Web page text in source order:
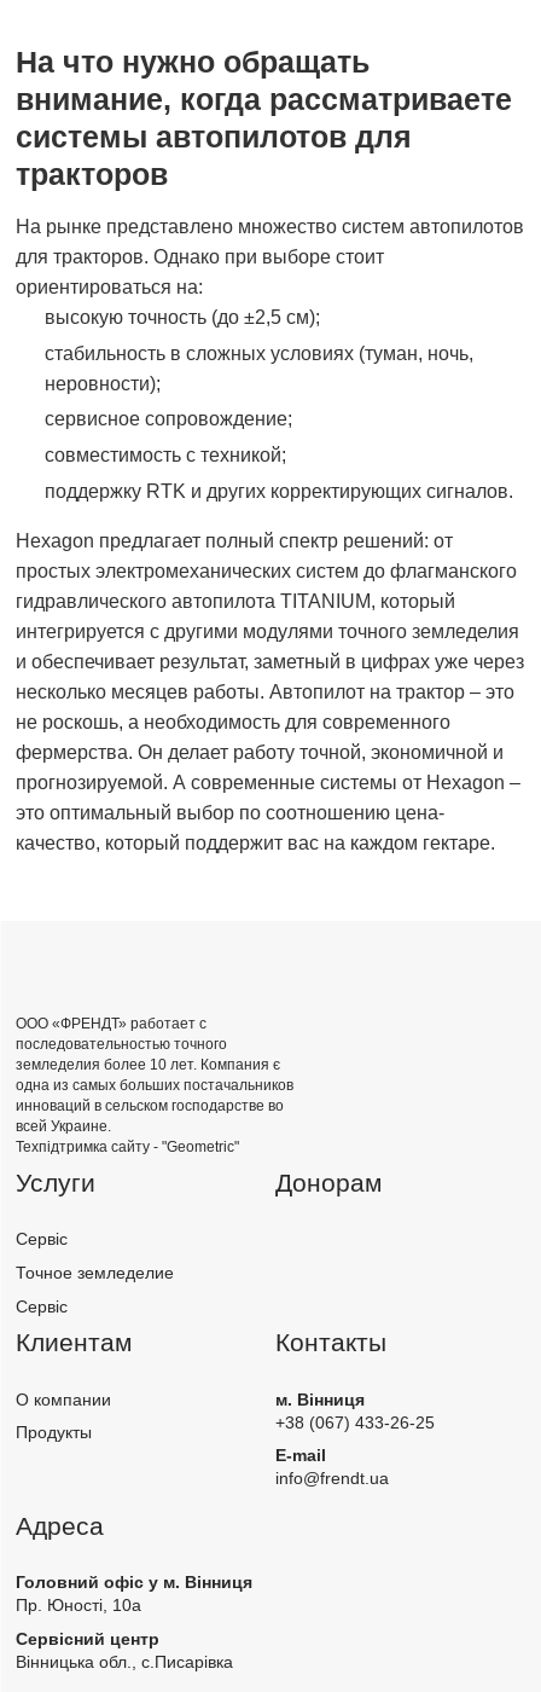
На что нужно обращать
внимание, когда рассматриваете
системы автопилотов для
тракторов
На рынке представлено множество систем автопилотов
для тракторов. Однако при выборе стоит
ориентироваться на:
высокую точность (до ±2,5 см);
стабильность в сложных условиях (туман, ночь,
неровности);
сервисное сопровождение;
совместимость с техникой;
поддержку RTK и других корректирующих сигналов.
Hexagon предлагает полный спектр решений: от
простых электромеханических систем до флагманского
гидравлического автопилота TITANIUM, который
интегрируется с другими модулями точного земледелия
и обеспечивает результат, заметный в цифрах уже через
несколько месяцев работы. Автопилот на трактор – это
не роскошь, а необходимость для современного
фермерства. Он делает работу точной, экономичной и
прогнозируемой. А современные системы от Hexagon –
это оптимальный выбор по соотношению цена-
качество, который поддержит вас на каждом гектаре.
ООО «ФРЕНДТ» работает с
последовательностью точного
земледелия более 10 лет. Компания є
одна из самых больших постачальников
инноваций в сельском господарстве во
всей Украине.
Техпідтримка сайту -"Geometric"
Услуги
Сервіс
Точное земледелие
Сервіс
Донорам
Клиентам
О компании
Продукты
Контакты
м. Вінниця
+38 (067) 433-26-25
E-mail
info@frendt.ua
Адреса
Головний офіс у м. Вінниця
Пр. Юності, 10а
Сервісний центр
Вінницька обл., с.Писарівка